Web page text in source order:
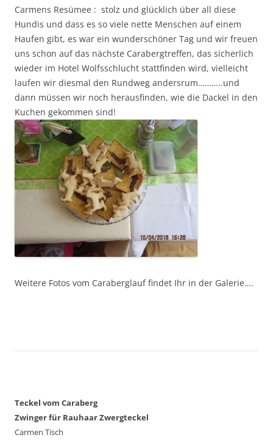
Carmens Resümee : stolz und glücklich über all diese
Hundis und dass es so viele nette Menschen auf einem
Haufen gibt, es war ein wunderschöner Tag und wir freuen
uns schon auf das nächste Carabergtreffen, das sicherlich
wieder im Hotel Wolfsschlucht stattfinden wird, vielleicht
laufen wir diesmal den Rundweg andersrum………..und
dann müssen wir noch herausfinden, wie die Dackel in den
Kuchen gekommen sind!
Weitere Fotos vom Caraberglauf findet Ihr in der Galerie….
Teckel vom Caraberg
Zwinger für Rauhaar Zwergteckel
Carmen Tisch